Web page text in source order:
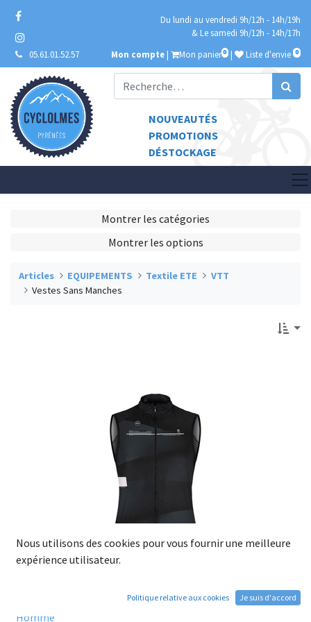
Du lundi au vendredi 9h/12h - 14h/19h
& Le samedi 9h/12h - 14h/17h
05.61.01.52.57
Mon compte | Mon panier 0 | Liste d'envie 0
NOUVEAUTÉS
PROMOTIONS
DÉSTOCKAGE
Montrer les catégories
Montrer les options
Articles EQUIPEMENTS Textile ETE
VTT
Vestes Sans Manches
Gilet GOBIK Manches Courtes Plus 2.0 ROYAL BLACK
Homme
Nous utilisons des cookies pour vous fournir une meilleure
expérience utilisateur.
Politique relative aux cookies Je suis d'accord